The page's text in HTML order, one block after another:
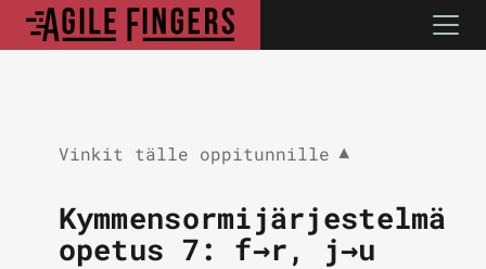
Vinkit tälle oppitunnille ▼
Kymmensormijärjestelmä
opetus 7: f→r, j→u